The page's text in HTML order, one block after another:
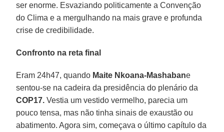
ser enorme. Esvaziando politicamente a Convenção
do Clima e a mergulhando na mais grave e profunda
crise de credibilidade.
Confronto na reta final
Eram 24h47, quando Maite Nkoana-Mashabane
sentou-se na cadeira da presidência do plenário da
COP17. Vestia um vestido vermelho, parecia um
pouco tensa, mas não tinha sinais de exaustão ou
abatimento. Agora sim, começava o último capítulo da